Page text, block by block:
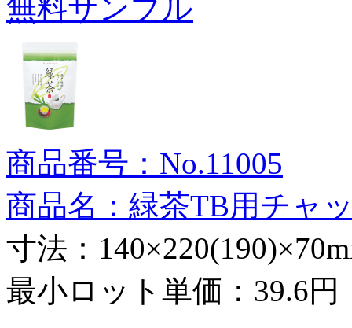
無料サンプル
商品番号：No.11005
商品名：緑茶TB用チャ
寸法：
最小ロット単価： 39.6円